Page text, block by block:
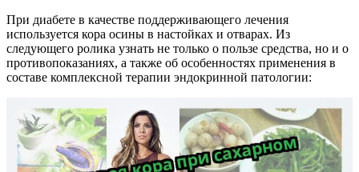
При диабете в качестве поддерживающего лечения
используется кора осины в настойках и отварах. Из
следующего ролика узнать не только о пользе средства, но и о
противопоказаниях, а также об особенностях применения в
составе комплексной терапии эндокринной патологии: